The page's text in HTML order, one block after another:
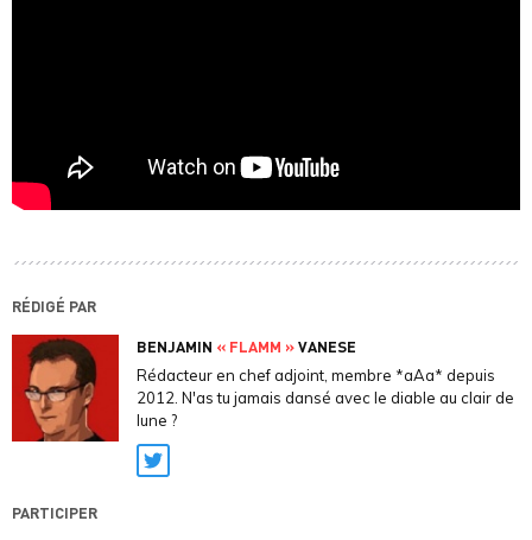
RÉDIGÉ PAR
BENJAMIN « FLAMM »VANESE
Rédacteur en chef adjoint, membre *aAa* depuis
2012. N'as tu jamais dansé avec le diable au clair de
lune ?
Twitter
PARTICIPER